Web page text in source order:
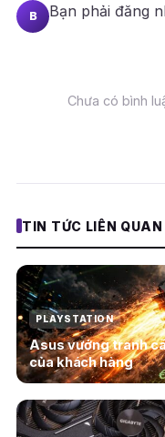
B Bạn phải đăng
Chưa có bình
TIN TỨC LIÊN QUAN
PLAYSTATION
Asus vướng tranh
của khách hàng